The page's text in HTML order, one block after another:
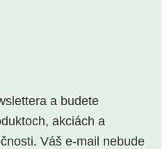
a budete
akciách a
Váš e-mail nebude